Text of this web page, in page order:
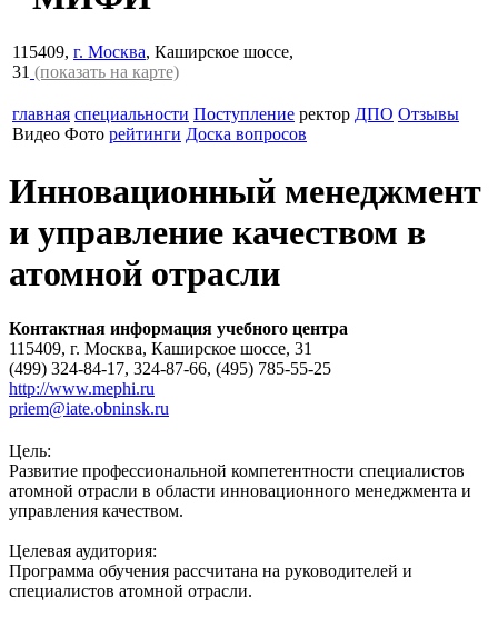
115409, г. Москва, Каширское шоссе,
31 (показать на карте)
главная специальности Поступление ректор ДПО Отзывы
Видео Фото рейтинги Доска вопросов
Инновационный менеджмент
и управление качеством в
атомной отрасли
Контактная информация учебного центра
115409, г. Москва, Каширское шоссе, 31
(499) 324-84-17, 324-87-66, (495) 785-55-25
http://www.mephi.ru
priem@iate.obninsk.ru
Цель:
Развитие профессиональной компетентности специалистов
атомной отрасли в области инновационного менеджмента и
управления качеством.
Целевая аудитория:
Программа обучения рассчитана на руководителей и
специалистов атомной отрасли.